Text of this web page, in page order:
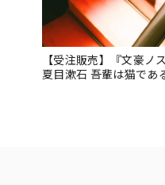
【受注販売】『文豪ノ
夏目漱石 吾輩は猫であ